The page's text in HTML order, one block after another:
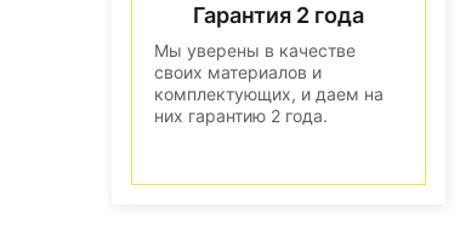
Гарантия 2 года
Мы уверены в качестве
своих материалов и
комплектующих, и даем на
них гарантию 2 года.